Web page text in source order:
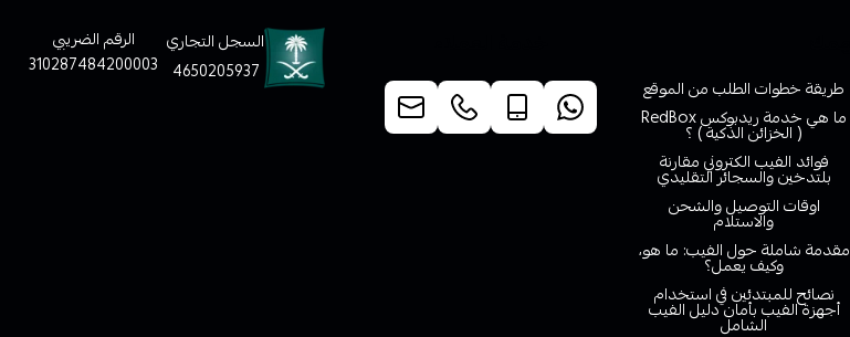
طريقة خطوات الطلب من الموقع
ما هي خدمة ريدبوكس RedBox
( الخزائن الذكية ) ؟
فوائد الفيب الكتروني مقارنة
بلتدخين والسجائر التقليدي
اوقات التوصيل والشحن
والاستلام
مقدمة شاملة حول الفيب: ما هو،
وكيف يعمل؟
نصائح للمبتدئين في استخدام
أجهزة الفيب بأمان دليل الفيب
الشامل
السجل التجاري
4650205937
الرقم الضريبي
310287484200003